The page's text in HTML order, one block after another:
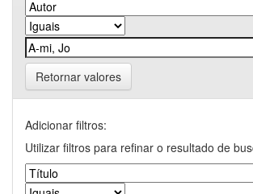
Retornar valores
Adicionar filtros:
Utilizar filtros para refinar o resultado de